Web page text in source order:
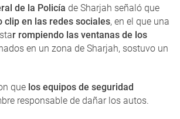
de la Policía de Sharjah señaló que
clip en las redes sociales, en el que una
r rompiendo las ventanas de los
en un zona de Sharjah, sostuvo un
que los equipos de seguridad
responsable de dañar los autos.